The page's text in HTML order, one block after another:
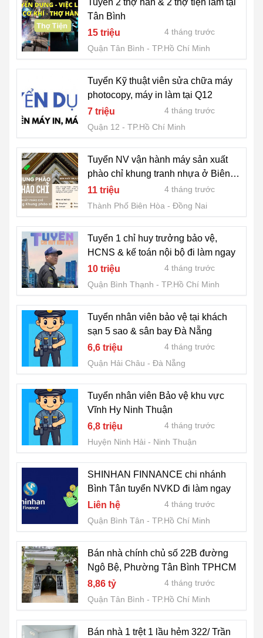
Tuyển 2 thợ hàn & 2 thợ tiện làm tại
Tân Bình
15 triệu
4 tháng trước
Quận Tân Bình
TP.Hồ Chí Minh
Tuyển Kỹ thuật viên sửa chữa máy
photocopy, máy in làm tại Q12
7 triệu
4 tháng trước
Quận 12
TP.Hồ Chí Minh
Tuyển NV vận hành máy sản xuất
phào chỉ khung tranh nhựa ở Biên
Hoà
11 triệu
4 tháng trước
Thành Phố Biên Hòa
Đồng Nai
Tuyển 1 chỉ huy trưởng bảo vệ,
HCNS & kế toán nội bộ đi làm ngay
10 triệu
4 tháng trước
Quận Bình Thạnh
TP.Hồ Chí Minh
Tuyển nhân viên bảo vệ tại khách
sạn 5 sao & sân bay Đà Nẵng
6,6 triệu
4 tháng trước
Quận Hải Châu
Đà Nẵng
Tuyển nhân viên Bảo vệ khu vực
Vĩnh Hy Ninh Thuận
6,8 triệu
4 tháng trước
Huyện Ninh Hải
Ninh Thuận
SHINHAN FINNANCE chi nhánh
Bình Tân tuyển NVKD đi làm ngay
Liên hệ
4 tháng trước
Quận Bình Tân
TP.Hồ Chí Minh
Bán nhà chính chủ số 22B đường
Ngô Bệ, Phường Tân Bình TPHCM
8,86 tỷ
4 tháng trước
Quận Tân Bình
TP.Hồ Chí Minh
Bán nhà 1 trệt 1 lầu hẻm 322/ Trần